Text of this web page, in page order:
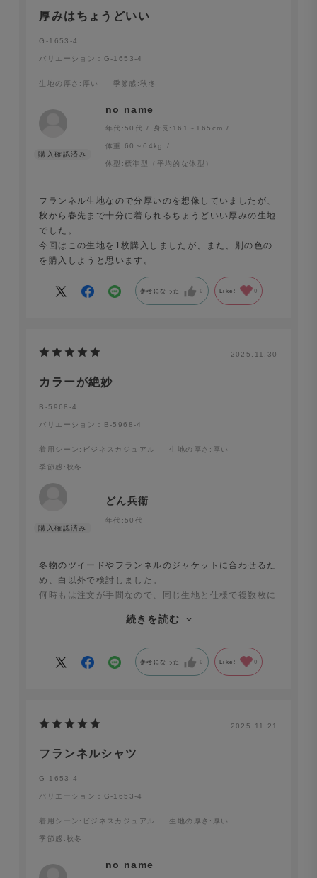
厚みはちょうどいい
G-1653-4
バリエーション：G-1653-4
生地の厚さ :厚い 季節感 :秋冬
no name
年代: 50代 身長: 161～165cm
体重:60～64kg
体型:標準型（平均的な体型）
フランネル生地なので分厚いのを想像していましたが、
秋から春先まで十分に着られるちょうどいい厚みの生地
でした。
今回はこの生地を1枚購入しましたが、また、別の色の
を購入しようと思います。
参考になった 0 Like! 0
2025.11.30
カラーが絶妙
B-5968-4
バリエーション：B-5968-4
着用シーン :ビジネスカジュアル 生地の厚さ :厚い
季節感 :秋冬
どん兵衛
年代: 50代
冬物のツイードやフランネルのジャケットに合わせるた
め、白以外で検討しました。
何時もは注文が手間なので、同じ生地と仕様で複数枚に
絞りきれず、色違いで3枚を頼みました。
綿100の生地とは異なり暖かいため、これからの季節に
は重宝します。
続きを読む
参考になった 0 Like! 0
2025.11.21
フランネルシャツ
G-1653-4
バリエーション：G-1653-4
着用シーン :ビジネスカジュアル 生地の厚さ :厚い
季節感 :秋冬
no name